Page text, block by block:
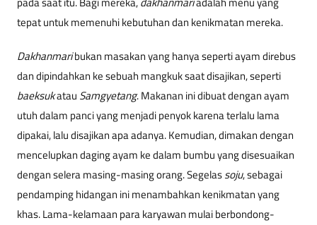
tepat untuk memenuhi kebutuhan dan kenikmatan mereka.
Dakhanmaribukan masakan yang hanya seperti ayam direbus
dan dipindahkan ke sebuah mangkuk saat disajikan, seperti
baeksukatau Samgyetang. Makanan ini dibuat dengan ayam
utuh dalam panci yang menjadi penyok karena terlalu lama
dipakai, lalu disajikan apa adanya. Kemudian, dimakan dengan
mencelupkan daging ayam ke dalam bumbu yang disesuaikan
dengan selera masing-masing orang. Segelassoju, sebagai
pendamping hidangan ini menambahkan kenikmatan yang
khas. Lama-kelamaan para karyawan mulai berbondong-